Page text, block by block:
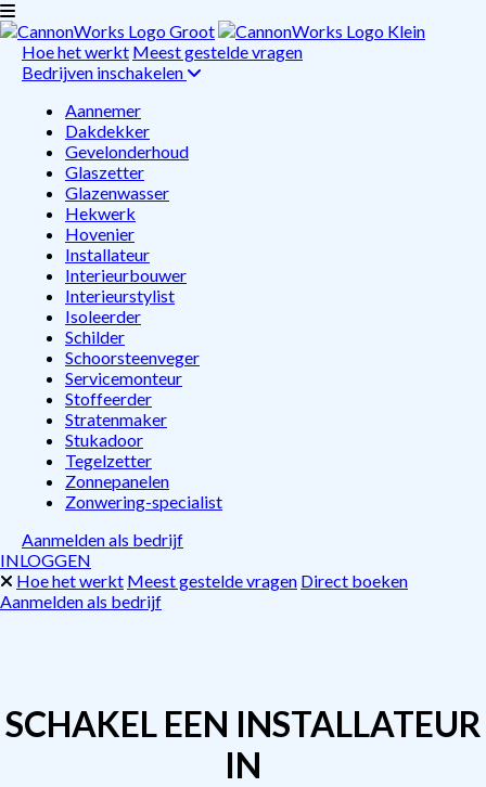
Hoe het werkt Meest gestelde vragen
Bedrijven inschakelen
Aannemer
Dakdekker
Gevelonderhoud
Glaszetter
Glazenwasser
Hekwerk
Hovenier
Installateur
Interieurbouwer
Interieurstylist
Isoleerder
Schilder
Schoorsteenveger
Servicemonteur
Stoffeerder
Stratenmaker
Stukadoor
Tegelzetter
Zonnepanelen
Zonwering-specialist
Aanmelden als bedrijf
INLOGGEN
Hoe het werkt Meest gestelde vragen Direct boeken
Aanmelden als bedrijf
SCHAKEL EEN INSTALLATEUR
IN